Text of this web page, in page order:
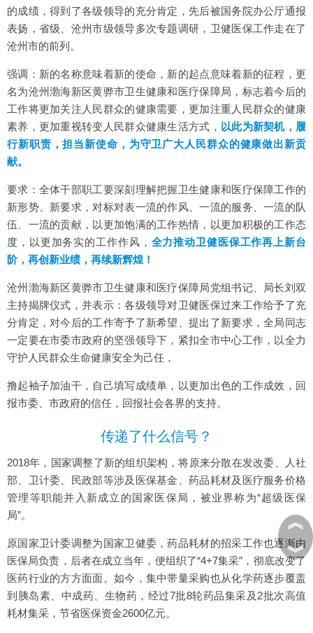
的成绩，得到了各级领导的充分肯定，先后被国务院办公厅通报
表扬，省级、沧州市级领导多次专题调研，卫健医保工作走在了
沧州市的前列。
强调：新的名称意味着新的使命，新的起点意味着新的征程，更
名为沧州渤海新区黄骅市卫生健康和医疗保障局，标志着今后的
工作将更加关注人民群众的健康需要，更加注重人民群众的健康
素养，更加重视转变人民群众健康生活方式， 以此为新契机，履
行新职责，担当新使命，为守卫广大人民群众的健康做出新贡
献。
要求：全体干部职工要深刻理解把握卫生健康和医疗保障工作的
新形势、新要求，对标对表一流的作风、一流的服务、一流的队
伍、一流的贡献，以更加饱满的工作热情，以更加积极的工作态
度，以更加务实的工作作风， 全力推动卫健医保工作再上新台
阶，再创新业绩，再续新辉煌！
沧州渤海新区黄骅市卫生健康和医疗保障局党组书记、局长刘双
主持揭牌仪式，并表示：各级领导对卫健医保过来工作给予了充
分肯定，对今后的工作寄予了新希望、提出了新要求，全局同志
一定要在市委市政府的坚强领导下，紧扣全市中心工作，以全力
守护人民群众生命健康安全为己任，
撸起袖子加油干，自己填写成绩单，以更加出色的工作成效，回
报市委、市政府的信任，回报社会各界的支持。
传递了什么信号？
2018年，国家调整了新的组织架构，将原来分散在发改委、人社
部、卫计委、民政部等涉及医保基金、药品耗材及医疗服务价格
管理等职能并入新成立的国家医保局，被业界称为“超级医保
局”。
原国家卫计委调整为国家卫健委，药品耗材的招采工作也逐渐由
医保局负责，后者在成立当年，便组织了“4+7集采”，彻底改变了
医药行业的方方面面。如今，集中带量采购也从化学药逐步覆盖
到胰岛素、中成药、生物药，经过7批8轮药品集采及2批次高值
耗材集采，节省医保资金2600亿元。
︽
︾